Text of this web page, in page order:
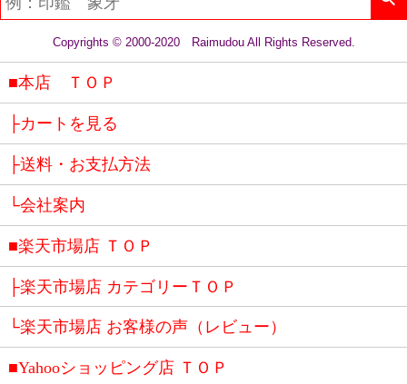
Copyrights © 2000-2020 Raimudou All Rights Reserved.
■本店 ＴＯＰ
├カートを見る
├送料・お支払方法
└会社案内
■楽天市場店 ＴＯＰ
├楽天市場店 カテゴリーＴＯＰ
└楽天市場店 お客様の声（レビュー）
■Yahooショッピング店 ＴＯＰ